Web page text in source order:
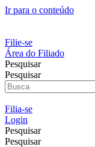
Ir para o conteúdo
Filie-se
Área do Filiado
Pesquisar
Pesquisar
Filia-se
Login
Pesquisar
Pesquisar